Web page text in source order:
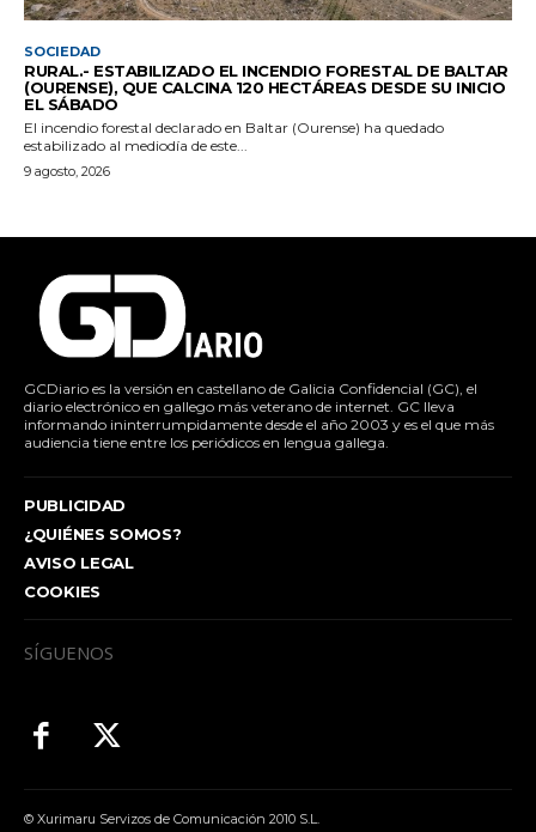
SOCIEDAD
RURAL.- ESTABILIZADO EL INCENDIO FORESTAL DE BALTAR
(OURENSE), QUE CALCINA 120 HECTÁREAS DESDE SU INICIO
EL SÁBADO
El incendio forestal declarado en Baltar (Ourense) ha quedado
estabilizado al mediodía de este...
9 agosto, 2026
GCDiario es la versión en castellano de Galicia Confidencial (GC), el
diario electrónico en gallego más veterano de internet. GC lleva
informando ininterrumpidamente desde el año 2003 y es el que más
audiencia tiene entre los periódicos en lengua gallega.
PUBLICIDAD
¿QUIÉNES SOMOS?
AVISO LEGAL
COOKIES
SÍGUENOS
© Xurimaru Servizos de Comunicación 2010 S.L.